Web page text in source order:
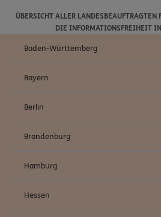
ÜBERSICHT ALLER LANDESBEAUFTRAGTEN
DIE INFORMATIONSFREIHEIT
Baden-Württemberg
Bayern
Berlin
Brandenburg
Hamburg
Hessen